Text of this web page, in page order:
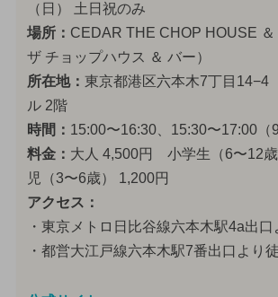
（日） 土日祝のみ
場所： CEDAR THE CHOP HOUSE
ザ チョップハウス ＆ バー）
所在地： 東京都港区六本木7丁目
ル 2階
時間： 15:00〜16:30、15:30〜17:00（
料金： 大人 4,500円 小学生（6〜12
児（3〜6歳） 1,200円
アクセス：
・東京メトロ日比谷線六本木駅4a出
・都営大江戸線六本木駅7番出口より